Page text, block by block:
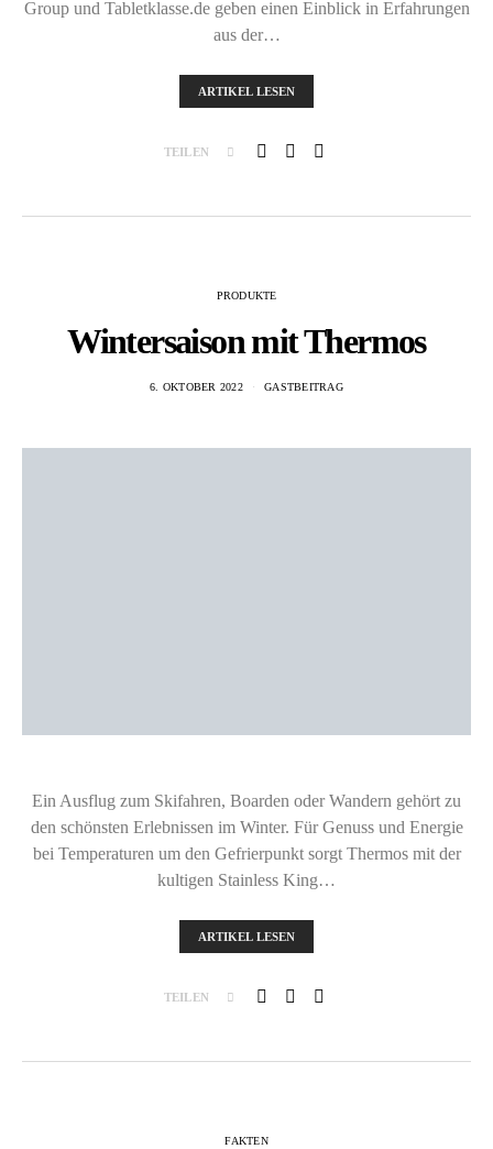
Group und Tabletklasse.de geben einen Einblick in Erfahrungen
aus der…
ARTIKEL LESEN
TEILEN
PRODUKTE
Wintersaison mit Thermos
6. OKTOBER 2022 GASTBEITRAG
Ein Ausflug zum Skifahren, Boarden oder Wandern gehört zu
den schönsten Erlebnissen im Winter. Für Genuss und Energie
bei Temperaturen um den Gefrierpunkt sorgt Thermos mit der
kultigen Stainless King…
ARTIKEL LESEN
TEILEN
FAKTEN